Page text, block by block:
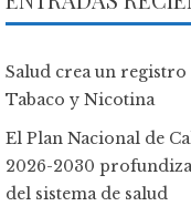
Salud crea un
Tabaco y Nicotina
El Plan Nacional de
2026-2030
del sistema de salud